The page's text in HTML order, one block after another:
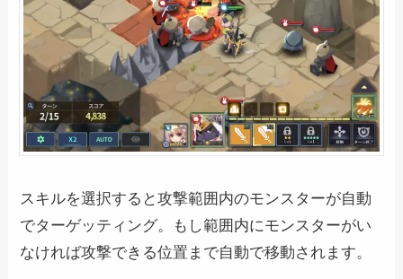
スキルを選択すると攻撃範囲内のモンスターが自動
でターゲッティング。もし範囲内にモンスターがい
なければ攻撃できる位置まで自動で移動されます。